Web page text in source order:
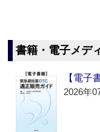
書籍・電子メデ
【電子
2026年